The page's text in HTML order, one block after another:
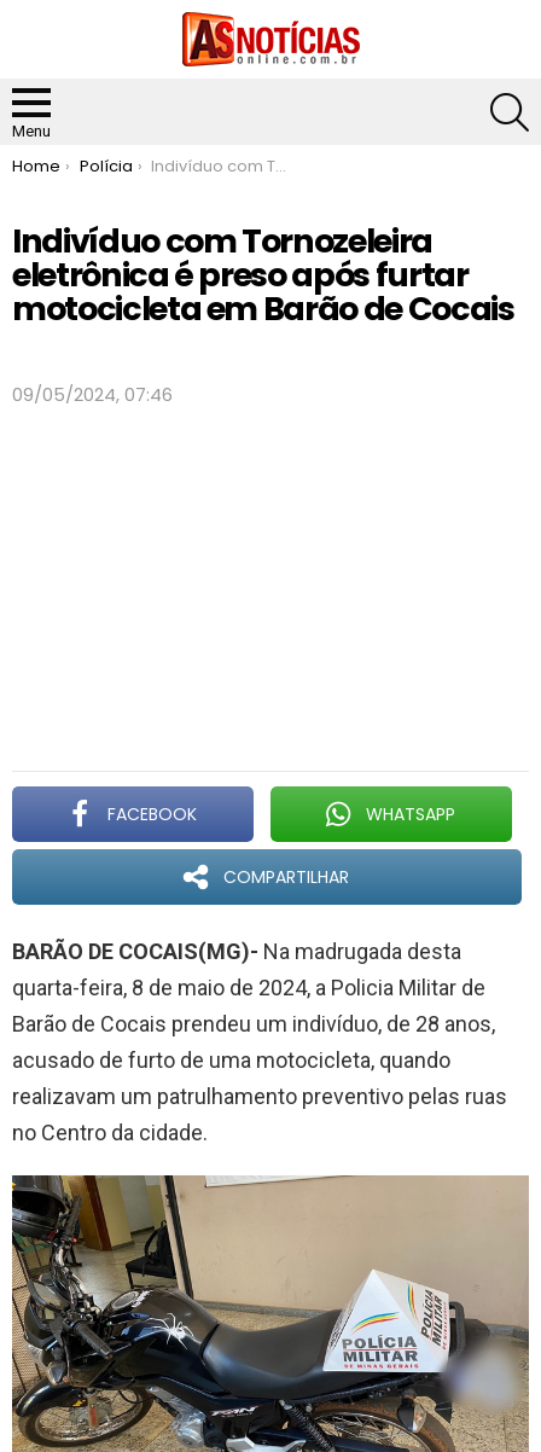
Menu
You are here:
Home Polícia Indivíduo com Tornozeleira eletrônica é preso após furtar motocicleta em Barão de Cocais
Indivíduo com Tornozeleira
eletrônica é preso após furtar
motocicleta em Barão de Cocais
09/05/2024, 07:46
FACEBOOK WHATSAPP
COMPARTILHAR
BARÃO DE COCAIS(MG)- Na madrugada desta
quarta-feira, 8 de maio de 2024, a Policia Militar de
Barão de Cocais prendeu um indivíduo, de 28 anos,
acusado de furto de uma motocicleta, quando
realizavam um patrulhamento preventivo pelas ruas
no Centro da cidade.